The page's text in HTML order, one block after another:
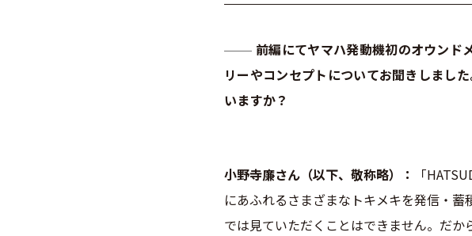
前編にてヤマハ発動機初のオウンド
リーやコンセプトについてお聞きしまし
いますか？
小野寺廉さん（以下、敬称略）
「
にあふれるさまざまなトキメキを発信・
では見ていただくことはできません。だ